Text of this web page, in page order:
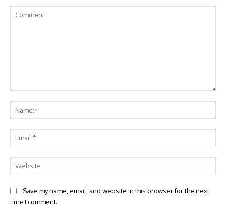
Save my name, email, and website in this browser for the next
time I comment.